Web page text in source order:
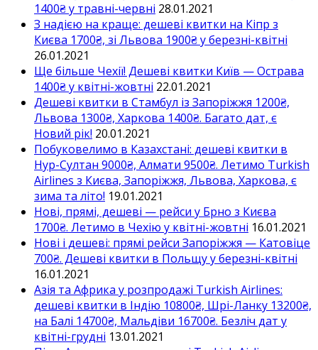
1400₴ у травні-червні 28.01.2021
З надією на краще: дешеві квитки на Кіпр з
Києва 1700₴, зі Львова 1900₴ у березні-квітні
26.01.2021
Ще більше Чехії! Дешеві квитки Київ — Острава
1400₴ у квітні-жовтні 22.01.2021
Дешеві квитки в Стамбул із Запоріжжя 1200₴,
Львова 1300₴, Харкова 1400₴. Багато дат, є
Новий рік! 20.01.2021
Побуковелимо в Казахстані: дешеві квитки в
Нур-Султан 9000₴, Алмати 9500₴. Летимо Turkish
Airlines з Києва, Запоріжжя, Львова, Харкова, є
зима та літо! 19.01.2021
Нові, прямі, дешеві — рейси у Брно з Києва
1700₴. Летимо в Чехію у квітні-жовтні 16.01.2021
Нові і дешеві: прямі рейси Запоріжжя — Катовіце
700₴. Дешеві квитки в Польщу у березні-квітні
16.01.2021
Азія та Африка у розпродажі Turkish Airlines:
дешеві квитки в Індію 10800₴, Шрі-Ланку 13200₴,
на Балі 14700₴, Мальдіви 16700₴. Безліч дат у
квітні-грудні 13.01.2021